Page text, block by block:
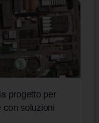
progetto per
con soluzioni